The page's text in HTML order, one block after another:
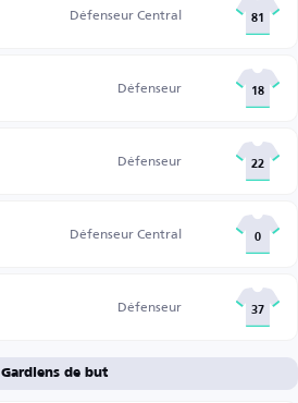
Défenseur Central 81
Défenseur 18
Défenseur 22
Défenseur Central 0
Défenseur 37
Gardiens de but